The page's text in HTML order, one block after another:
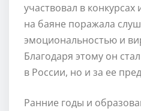
участвовал в конкурсах
на баяне поражала
эмоциональностью и
Благодаря этому он
в России, но и за ее
Ранние годы и